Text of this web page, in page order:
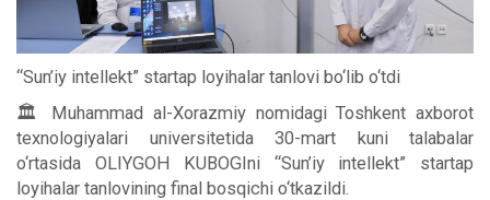
“Sun’iy intellekt” startap loyihalar tanlovi bo‘lib o‘tdi
🏛 Muhammad al-Xorazmiy nomidagi Toshkent axborot
texnologiyalari universitetida 30-mart kuni talabalar
o‘rtasida OLIYGOH KUBOGIni “Sun’iy intellekt” startap
loyihalar tanlovining final bosqichi o‘tkazildi.